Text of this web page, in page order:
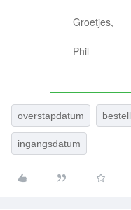
Groetjes,
Phil
overstapdatum
ingangsdatum